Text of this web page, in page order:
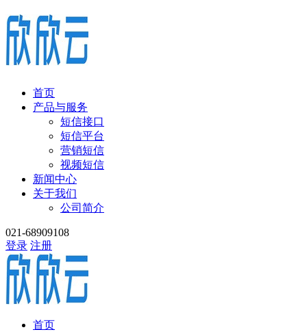
首页
产品与服务
短信接口
短信平台
营销短信
视频短信
新闻中心
关于我们
公司简介
021-68909108
登录 注册
首页